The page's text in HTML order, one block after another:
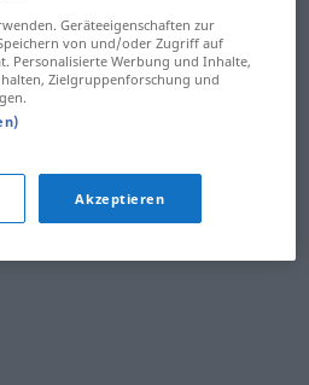
Geräteeigenschaften zur
von und/oder Zugriff auf
Personalisierte Werbung und Inhalte,
Zielgruppenforschung und
Akzeptieren